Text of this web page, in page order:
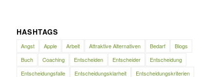
HASHTAGS
Angst Apple Arbeit Attraktive Alternativen Bedarf
Blogs
Buch
Coaching Entscheiden Entscheider
Entscheidung
Entscheidungsfalle
Entscheidungsklarheit
Entscheidungskriterien